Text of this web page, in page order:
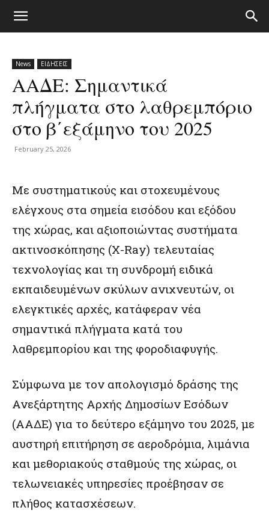
News ΕΙΔΗΣΕΙΣ
ΑΑΔΕ: Σημαντικά
πλήγματα στο λαθρεμπόριο
στο β΄εξάμηνο του 2025
February 25, 2026
Με συστηματικούς και στοχευμένους
ελέγχους στα σημεία εισόδου και εξόδου
της χώρας, και αξιοποιώντας συστήματα
ακτινοσκόπησης (X-Ray) τελευταίας
τεχνολογίας και τη συνδρομή ειδικά
εκπαιδευμένων σκύλων ανιχνευτών, οι
ελεγκτικές αρχές, κατάφεραν νέα
σημαντικά πλήγματα κατά του
λαθρεμπορίου και της φοροδιαφυγής.
Σύμφωνα με τον απολογισμό δράσης της
Ανεξάρτητης Αρχής Δημοσίων Εσόδων
(ΑΑΔΕ) για το δεύτερο εξάμηνο του 2025, με
αυστηρή επιτήρηση σε αεροδρόμια, λιμάνια
και μεθοριακούς σταθμούς της χώρας, οι
τελωνειακές υπηρεσίες προέβησαν σε
πλήθος κατασχέσεων.